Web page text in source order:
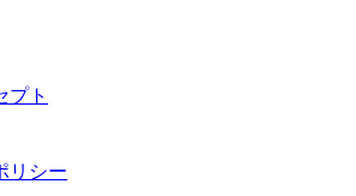
プト
リシー